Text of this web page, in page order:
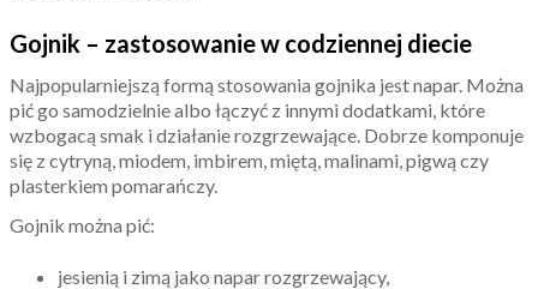
Gojnik – zastosowanie w codziennej diecie
Najpopularniejszą formą stosowania gojnika jest napar. Można
pić go samodzielnie albo łączyć z innymi dodatkami, które
wzbogacą smak i działanie rozgrzewające. Dobrze komponuje
się z cytryną, miodem, imbirem, miętą, malinami, pigwą czy
plasterkiem pomarańczy.
Gojnik można pić:
jesienią i zimą jako napar rozgrzewający,